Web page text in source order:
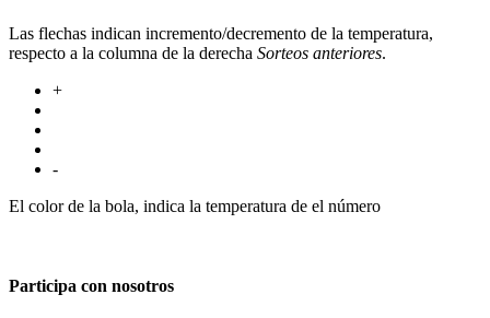
Las flechas indican incremento/decremento de la temperatura,
respecto a la columna de la derecha Sorteos anteriores.
+
-
El color de la bola, indica la temperatura de el número
Participa con nosotros